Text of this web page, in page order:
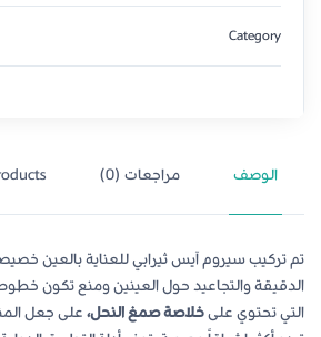
Category
الوصف مراجعات (0)
تم تركيب سيروم آيس ثيرابي للعناية بالعين
الدقيقة والتجاعيد حول العينين ومنع تكون
التي تحتوي علىخلاصة صمغ النحل،على جعل